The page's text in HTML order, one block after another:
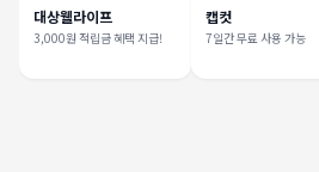
대상웰라이프
3,000원 적립금 혜택 지급!
캡컷
7일간 무료 사용 가능